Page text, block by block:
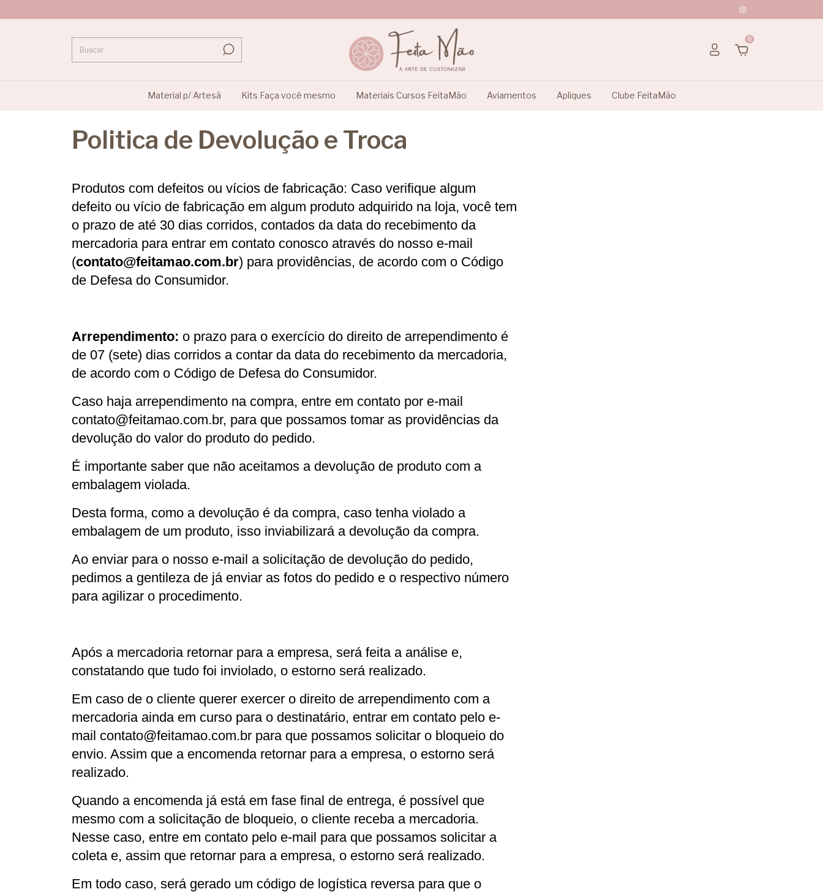
0
Material p/ Artesã Kits Faça você mesmo Materiais Cursos FeitaMão Aviamentos Apliques Clube FeitaMão
Politica de Devolução e Troca
Produtos com defeitos ou vícios de fabricação: Caso verifique algum
defeito ou vício de fabricação em algum produto adquirido na loja, você tem
o prazo de até 30 dias corridos, contados da data do recebimento da
mercadoria para entrar em contato conosco através do nosso e-mail
(contato@feitamao.com.br) para providências, de acordo com o Código
de Defesa do Consumidor.
Arrependimento: o prazo para o exercício do direito de arrependimento é
de 07 (sete) dias corridos a contar da data do recebimento da mercadoria,
de acordo com o Código de Defesa do Consumidor.
contato@feitamao.com.br, para que possamos tomar as providências da
devolução do valor do produto do pedido.
É importante saber que não aceitamos a devolução de produto com a
embalagem violada.
Desta forma, como a devolução é da compra, caso tenha violado a
embalagem de um produto, isso inviabilizará a devolução da compra.
Ao enviar para o nosso e-mail a solicitação de devolução do pedido,
pedimos a gentileza de já enviar as fotos do pedido e o respectivo número
para agilizar o procedimento.
Após a mercadoria retornar para a empresa, será feita a análise e,
constatando que tudo foi inviolado, o estorno será realizado.
Em caso de o cliente querer exercer o direito de arrependimento com a
mercadoria ainda em curso para o destinatário, entrar em contato pelo e-
mail contato@feitamao.com.br para que possamos solicitar o bloqueio do
envio. Assim que a encomenda retornar para a empresa, o estorno será
realizado.
Quando a encomenda já está em fase final de entrega, é possível que
mesmo com a solicitação de bloqueio, o cliente receba a mercadoria.
Nesse caso, entre em contato pelo e-mail para que possamos solicitar a
coleta e, assim que retornar para a empresa, o estorno será realizado.
Em todo caso, será gerado um código de logística reversa para que o